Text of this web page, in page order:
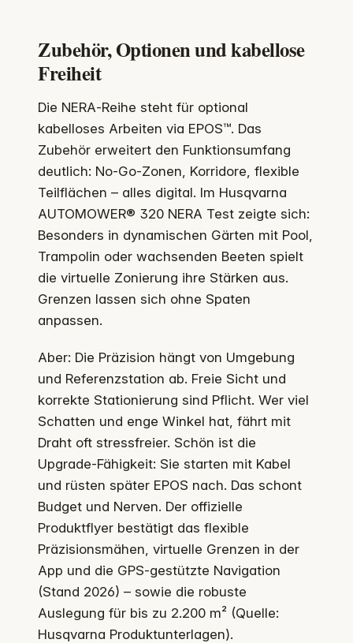
Zubehör, Optionen und kabellose
Freiheit
Die NERA‑Reihe steht für optional
kabelloses Arbeiten via EPOS™. Das
Zubehör erweitert den Funktionsumfang
deutlich: No‑Go‑Zonen, Korridore, flexible
Teilflächen – alles digital. Im Husqvarna
AUTOMOWER® 320 NERA Test zeigte sich:
Besonders in dynamischen Gärten mit Pool,
Trampolin oder wachsenden Beeten spielt
die virtuelle Zonierung ihre Stärken aus.
Grenzen lassen sich ohne Spaten
anpassen.
Aber: Die Präzision hängt von Umgebung
und Referenzstation ab. Freie Sicht und
korrekte Stationierung sind Pflicht. Wer viel
Schatten und enge Winkel hat, fährt mit
Draht oft stressfreier. Schön ist die
Upgrade‑Fähigkeit: Sie starten mit Kabel
und rüsten später EPOS nach. Das schont
Budget und Nerven. Der offizielle
Produktflyer bestätigt das flexible
Präzisionsmähen, virtuelle Grenzen in der
App und die GPS‑gestützte Navigation
(Stand 2026) – sowie die robuste
Auslegung für bis zu 2.200 m² (Quelle:
Husqvarna Produktunterlagen).